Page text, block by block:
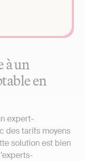
à un
en
expert-
des tarifs moyens
solution est bien